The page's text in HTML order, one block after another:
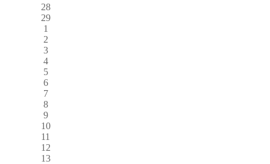
28
29
1
2
3
4
5
6
7
8
9
10
11
12
13